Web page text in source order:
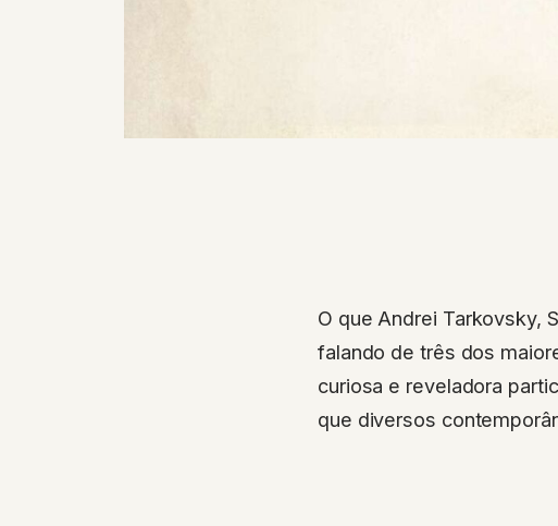
O que Andrei Tarkovsky,
falando de três dos
curiosa e reveladora
que diversos